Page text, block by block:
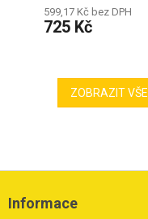
599,17 Kč bez DPH
725 Kč
ZOBRAZIT
Z
Informace